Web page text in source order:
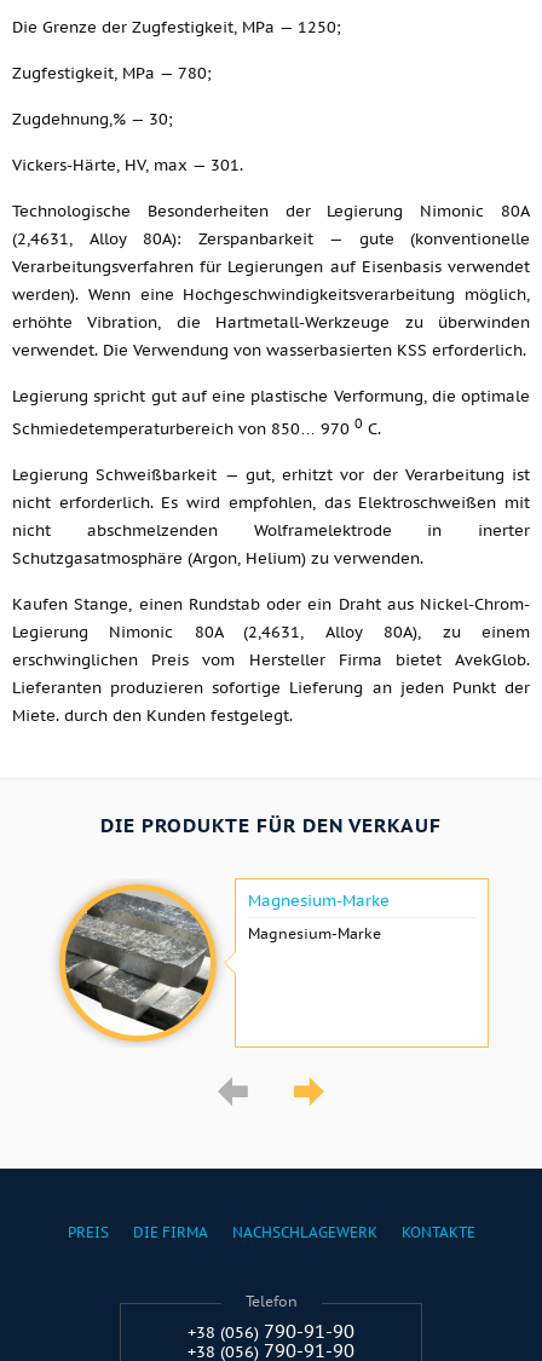
Die Grenze der Zugfestigkeit, MPa — 1250;
Zugfestigkeit, MPa — 780;
Zugdehnung,% — 30;
Vickers-Härte, HV, max — 301.
Technologische Besonderheiten der Legierung Nimonic 80A
(2,4631, Alloy 80A): Zerspanbarkeit — gute (konventionelle
Verarbeitungsverfahren für Legierungen auf Eisenbasis verwendet
werden). Wenn eine Hochgeschwindigkeitsverarbeitung möglich,
erhöhte Vibration, die Hartmetall-Werkzeuge zu überwinden
verwendet. Die Verwendung von wasserbasierten KSS erforderlich.
Legierung spricht gut auf eine plastische Verformung, die optimale
Schmiedetemperaturbereich von 850… 970 0 C.
Legierung Schweißbarkeit — gut, erhitzt vor der Verarbeitung ist
nicht erforderlich. Es wird empfohlen, das Elektroschweißen mit
nicht abschmelzenden Wolframelektrode in inerter
Schutzgasatmosphäre (Argon, Helium) zu verwenden.
Kaufen Stange, einen Rundstab oder ein Draht aus Nickel-Chrom-
Legierung Nimonic 80A (2,4631, Alloy 80A), zu einem
erschwinglichen Preis vom Hersteller Firma bietet AvekGlob.
Lieferanten produzieren sofortige Lieferung an jeden Punkt der
Miete. durch den Kunden festgelegt.
DIE PRODUKTE FÜR DEN VERKAUF
Magnesium-Marke
Magnesium-Marke
PREIS DIE FIRMA NACHSCHLAGEWERK KONTAKTE
Telefon
+38 (056) 790-91-90
+38 (056) 790-91-90